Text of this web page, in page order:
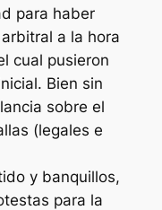
para haber
a la hora
cual pusieron
Bien sin
sobre el
(legales e
y banquillos,
para la